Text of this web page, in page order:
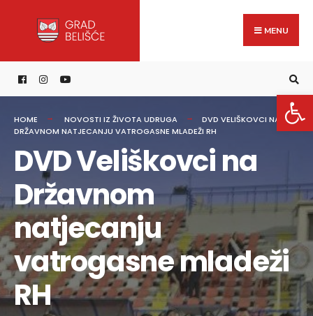
content
MENU
HOME NOVOSTI IZ ŽIVOTA UDRUGA
DVD VELIŠKOVCI NA
DRŽAVNOM NATJECANJU VATROGASNE MLADEŽI RH
DVD Veliškovci na
Državnom
natjecanju
vatrogasne mladeži
RH
for: